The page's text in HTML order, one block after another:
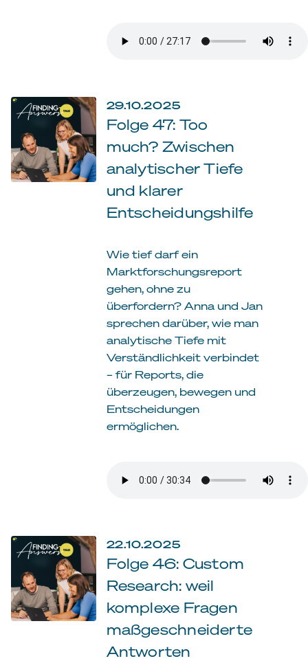
29.10.2025
Folge 47: Too
much? Zwischen
analytischer Tiefe
und klarer
Entscheidungshilfe
Wie tief darf ein
Marktforschungsreport
gehen, ohne zu
überfordern? Anna und Jan
sprechen darüber, wie man
analytische Tiefe mit
Verständlichkeit verbindet
– für Reports, die
überzeugen, bewegen und
Entscheidungen
ermöglichen.
22.10.2025
Folge 46: Custom
Research: weil
komplexe Fragen
maßgeschneiderte
Antworten